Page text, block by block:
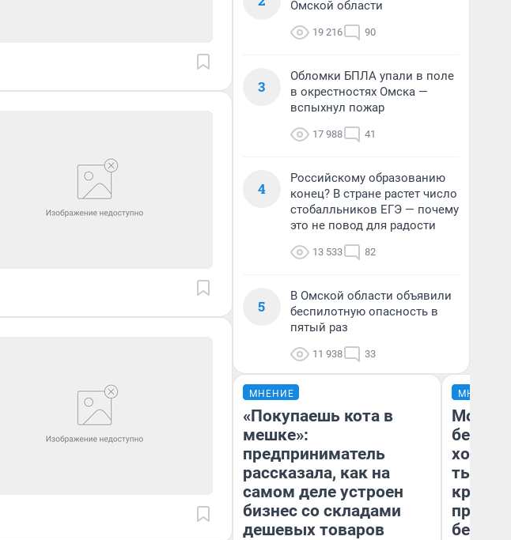
Омской области
19 216 90
3
Обломки БПЛА упали в поле
в окрестностях Омска —
вспыхнул пожар
17 988 41
4
Российскому образованию
конец? В стране растет число
стобалльников ЕГЭ — почему
это не повод для радости
13 533 82
5
В Омской области объявили
беспилотную опасность в
пятый раз
11 938 33
МНЕНИЕ
«Покупаешь кота в
мешке»:
предприниматель
рассказала, как на
самом деле устроен
бизнес со складами
дешевых товаров
МНЕНИЕ
Мой
хотела
тысяч,